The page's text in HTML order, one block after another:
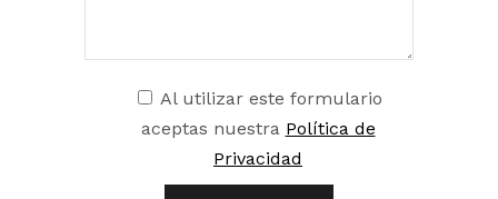
Al utilizar este formulario
aceptas nuestra Política de
Privacidad